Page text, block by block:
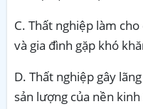
C. Thất nghiệp làm
và gia đình gặp khó
D. Thất nghiệp gây
sản lượng của nền